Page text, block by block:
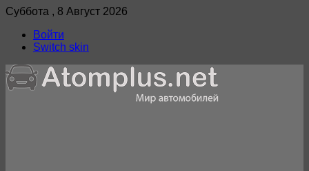
Суббота , 8 Август 2026
Войти
Switch skin